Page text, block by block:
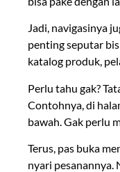
Jadi, navigasinya
penting seputar
katalog produk,
Perlu tahu gak?
Contohnya, di
bawah. Gak perlu
Terus, pas buka
nyari pesanannya.